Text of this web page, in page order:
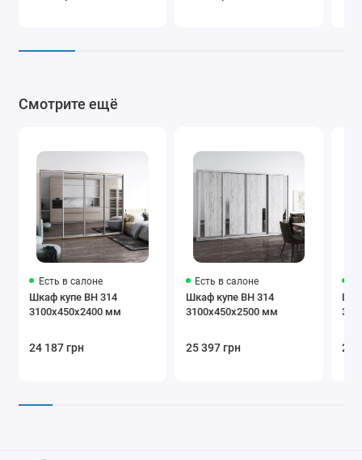
Дополнения
Блок ящиков
Радиус B-
60/45
Радиус
А-60/45
Полка Мікролифт
Смотрите ещё
Есть в салоне
Шкаф купе ВН 314
3100х450х2400 мм
24 187 грн
Есть в салоне
Шкаф купе ВН 314
3100х450х2500 мм
25 397 грн 25